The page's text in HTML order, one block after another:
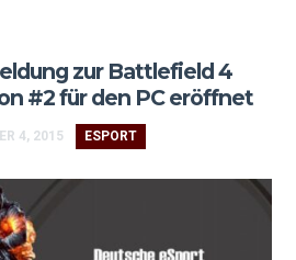
zur Battlefield 4
#2 für den PC eröffnet
4, 2015 ESPORT